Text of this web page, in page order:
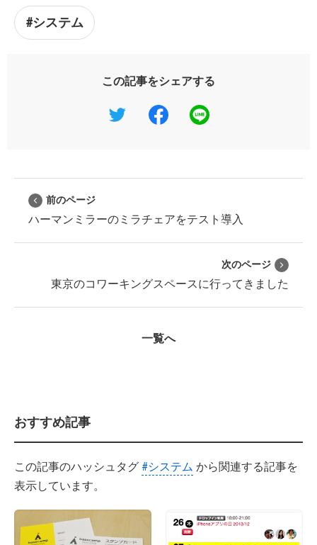
#システム
この記事をシェアする
前のページ
ハーマンミラーのミラチェアをテスト導入
次のページ
東京のコワーキングスペースに行ってきました
一覧へ
おすすめ記事
この記事のハッシュタグ #システム から関連する記事を
表示しています。